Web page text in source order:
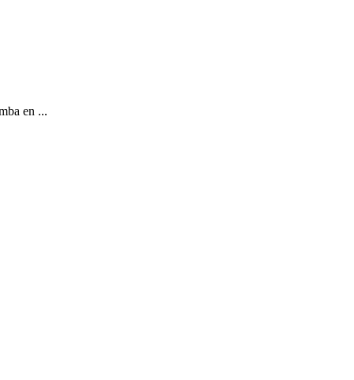
en ...